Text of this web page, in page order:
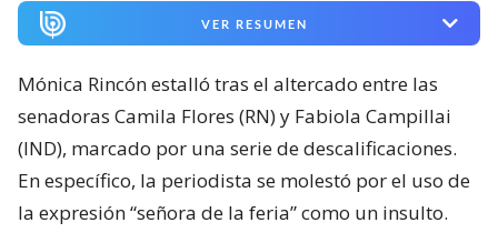
VER RESUMEN
Mónica Rincón estalló tras el altercado entre las
senadoras Camila Flores (RN) y Fabiola Campillai
(IND), marcado por una serie de descalificaciones.
En específico, la periodista se molestó por el uso de
la expresión “señora de la feria” como un insulto.